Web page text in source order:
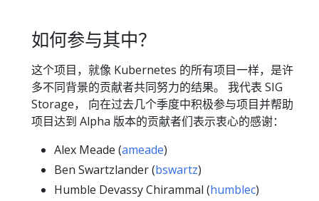
如何参与其中？
这个项目，就像 Kubernetes 的所有项目一样，是许
多不同背景的贡献者共同努力的结果。 我代表 SIG
Storage， 向在过去几个季度中积极参与项目并帮助
项目达到 Alpha 版本的贡献者们表示衷心的感谢：
Alex Meade (ameade)
Ben Swartzlander (bswartz)
Humble Devassy Chirammal (humblec)